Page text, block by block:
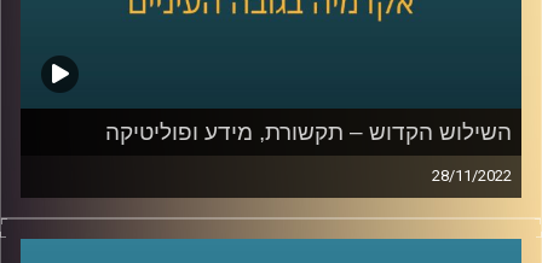
השילוש הקדוש – תקשורת, מידע ופוליטיקה
28/11/2022
פוליטיקה, תקשורת ומידע תמיד הלכו יחדיו. בשנים האחרונות
האלה נוספו לשילוש הזה נדבכים נוספים, כמו הרשת החברתית